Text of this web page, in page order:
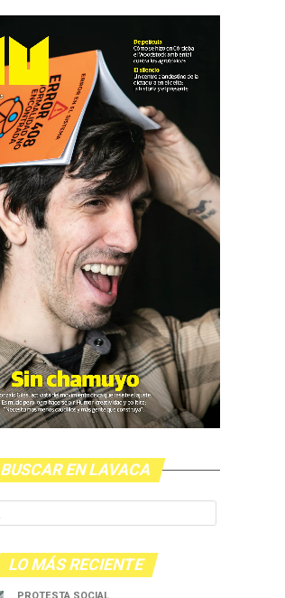
BUSCAR EN LAVACA
LO MÁS RECIENTE